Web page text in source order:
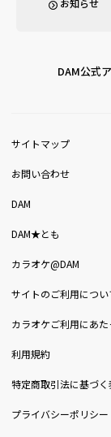
お知らせ
DAM公式
サイトマップ
お問い合わせ
DAM
DAM★とも
カラオケ@DAM
サイトのご利用につい
カラオケご利用にあ
利用規約
特定商取引法に基づく
プライバシーポリシー